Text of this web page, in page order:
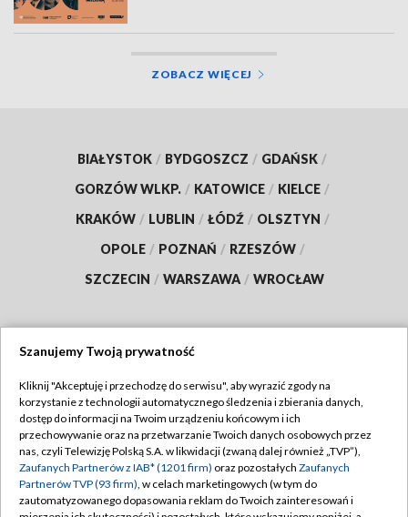
ZOBACZ WIĘCEJ
BIAŁYSTOK / BYDGOSZCZ / GDAŃSK /
GORZÓW WLKP. / KATOWICE / KIELCE /
KRAKÓW / LUBLIN / ŁÓDŹ / OLSZTYN /
OPOLE / POZNAŃ / RZESZÓW /
SZCZECIN / WARSZAWA / WROCŁAW
TVP
Abonament TVP
Emisja w TVP
Centrum informacji TVP
Regulamin TVP
Polityka prywatności
Moje zgody
Szanujemy Twoją prywatność
Kliknij "Akceptuję i przechodzę do serwisu", aby wyrazić zgody na
korzystanie z technologii automatycznego śledzenia i zbierania danych,
dostęp do informacji na Twoim urządzeniu końcowym i ich
przechowywanie oraz na przetwarzanie Twoich danych osobowych przez
nas, czyli Telewizję Polską S.A. w likwidacji (zwaną dalej również „TVP”),
Zaufanych Partnerów z IAB* (1201 firm) oraz pozostałych Zaufanych
Partnerów TVP (93 firm), w celach marketingowych (w tym do
zautomatyzowanego dopasowania reklam do Twoich zainteresowań i